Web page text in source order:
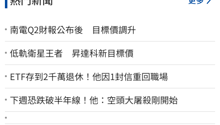
南電Q2財報公布後 目標價調升
低軌衛星王者 昇達科新目標價
ETF存到2千萬退休！他因1封信重回職場
下週恐跌破半年線！他：空頭大屠殺剛開始